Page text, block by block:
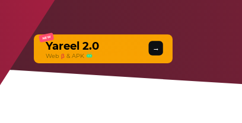
NEW
Yareel 2.0
Webβ & APK
→